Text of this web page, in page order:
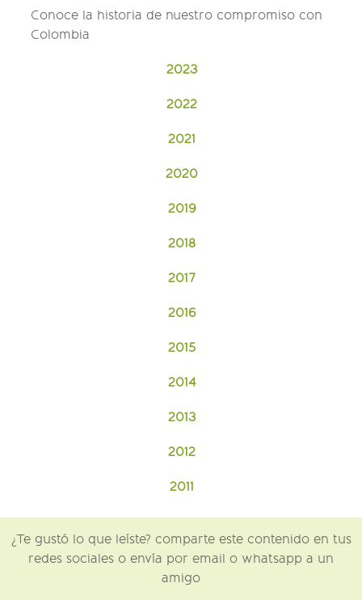
Conoce la historia de nuestro compromiso con
Colombia
2023
2022
2021
2020
2019
2018
2017
2016
2015
2014
2013
2012
2011
¿Te gustó lo que leíste? comparte este contenido en tus
redes sociales o envía por email o whatsapp a un
amigo